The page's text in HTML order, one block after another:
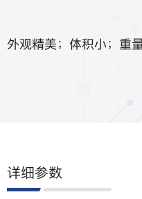
外观精美；体积小；重
详细参数